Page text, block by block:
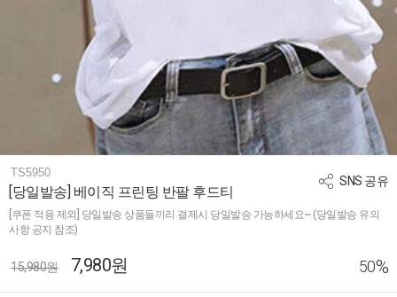
SNS 공유
TS5950
[당일발송] 베이직 프린팅 반팔 후드티
[쿠폰 적용 제외] 당일발송 상품들끼리 결제시 당일발송 가능하세요~ (당일발송 유의
사항 공지 참조)
15,980원 7,980원 50%